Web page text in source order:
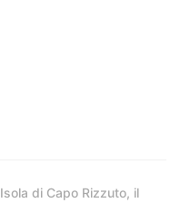
Isola di Capo Rizzuto, il